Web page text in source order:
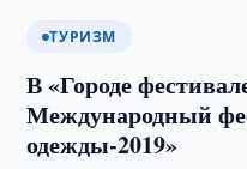
ТУРИЗМ
В «Городе
Международный
одежды-2019»